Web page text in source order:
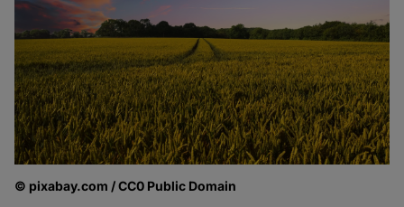
© pixabay.com / CC0 Public Domain